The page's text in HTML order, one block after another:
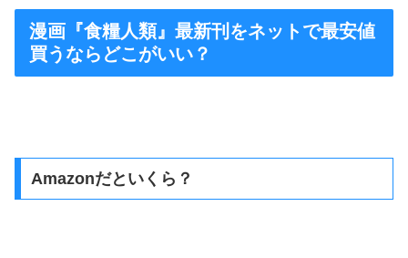
漫画『食糧人類』最新刊をネットで最安値
買うならどこがいい？
Amazonだといくら？